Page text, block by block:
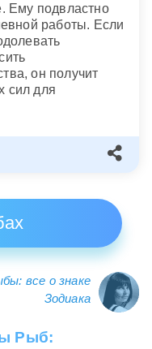
Ему подвластно
работы. Если
он получит
сил для
все о знаке
Зодиака
Рыб: